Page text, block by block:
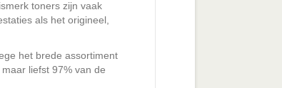
toners zijn vaak
als het origineel,
het brede assortiment
liefst 97% van de